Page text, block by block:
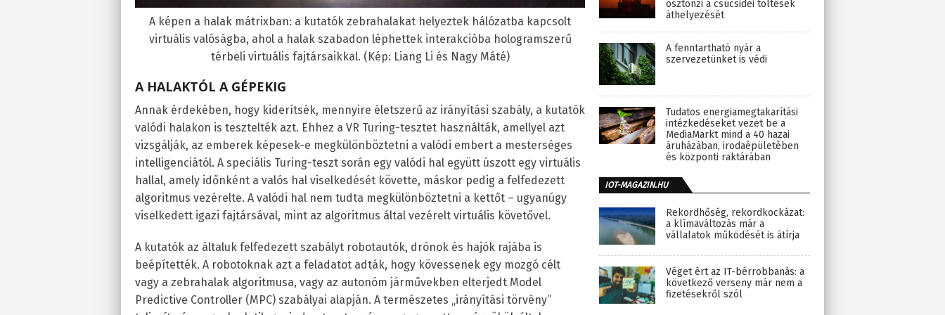
A képen a halak mátrixban: a kutatók zebrahalakat helyeztek hálózatba kapcsolt
virtuális valóságba, ahol a halak szabadon léphettek interakcióba hologramszerű
térbeli virtuális fajtársaikkal. (Kép: Liang Li és Nagy Máté)
A HALAKTÓL A GÉPEKIG
Annak érdekében, hogy kiderítsék, mennyire életszerű az irányítási szabály, a kutatók
valódi halakon is tesztelték azt. Ehhez a VR Turing-tesztet használták, amellyel azt
vizsgálják, az emberek képesek-e megkülönböztetni a valódi embert a mesterséges
intelligenciától. A speciális Turing-teszt során egy valódi hal együtt úszott egy virtuális
hallal, amely időnként a valós hal viselkedését követte, máskor pedig a felfedezett
algoritmus vezérelte. A valódi hal nem tudta megkülönböztetni a kettőt – ugyanúgy
viselkedett igazi fajtársával, mint az algoritmus által vezérelt virtuális követővel.
A kutatók az általuk felfedezett szabályt robotautók, drónok és hajók rajába is
beépítették. A robotoknak azt a feladatot adták, hogy kövessenek egy mozgó célt
vagy a zebrahalak algoritmusa, vagy az autonóm járművekben elterjedt Model
Predictive Controller (MPC) szabályai alapján. A természetes „irányítási törvény”
ösztönzi a csúcsidei töltések
áthelyezését
A fenntartható nyár a
szervezetünket is védi
Tudatos energiamegtakarítási
intézkedéseket vezet be a
MediaMarkt mind a 40 hazai
áruházában, irodaépületében
és központi raktárában
IOT-MAGAZIN.HU
Rekordhőség, rekordkockázat:
a klímaváltozás már a
vállalatok működését is átírja
Véget ért az IT-bérrobbanás: a
következő verseny már nem a
fizetésekről szól